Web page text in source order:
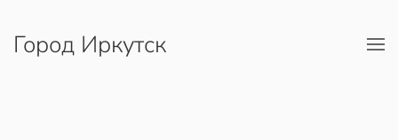
Перейти к содержимому
Город Иркутск